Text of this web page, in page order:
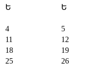
Ե
Ե
4 5
11
12
18
19
25
26